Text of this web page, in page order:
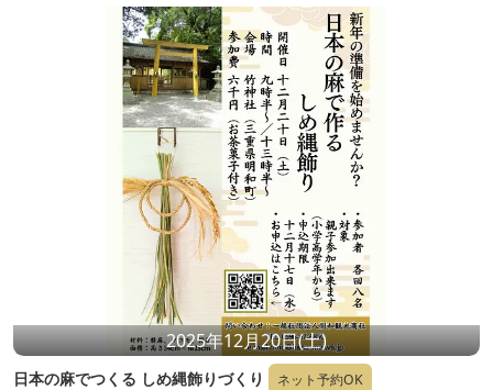
2025年12月20日(土)
日本の麻でつくる しめ縄飾りづくり ネット予約OK